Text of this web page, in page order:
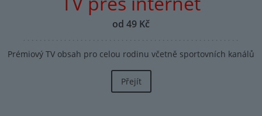
od 49 Kč
Prémiový TV obsah pro celou rodinu včetně sportovních kanálů
Přejít